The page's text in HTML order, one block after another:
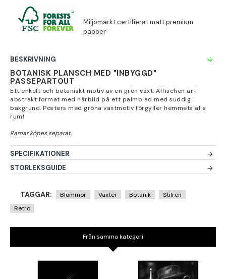
BESKRIVNING
BOTANISK PLANSCH MED "INBYGGD"
PASSEPARTOUT
Ett enkelt och botaniskt motiv av en grön växt. Affischen är i
abstrakt format med närbild på ett palmblad med suddig
bakgrund. Posters med gröna växtmotiv förgyller hemmets alla
rum!
SPECIFIKATIONER
STORLEKSGUIDE
TAGGAR: Blommor Växter Botanik
Stilren
Retro
Från samma kategori